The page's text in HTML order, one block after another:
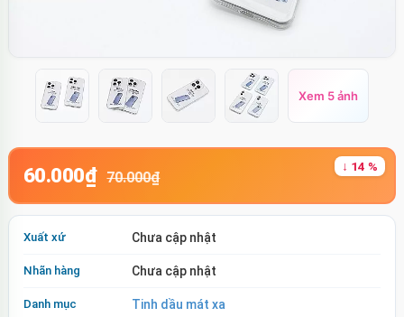
Xem 5 ảnh
60.000₫ 70.000₫
↓ 14 %
Xuất xứ Chưa cập nhật
Nhãn hàng Chưa cập nhật
Danh mục Tinh dầu mát xa